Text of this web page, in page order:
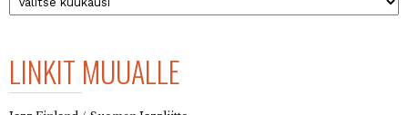
LINKIT MUUALLE